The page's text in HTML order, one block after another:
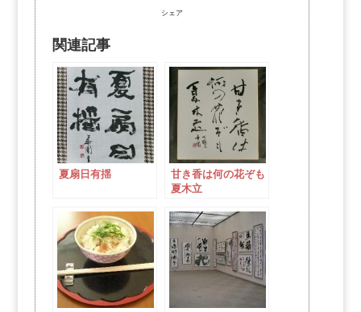
シェア
関連記事
夏扇日有揺
甘き香は何の花ぞも
夏木立